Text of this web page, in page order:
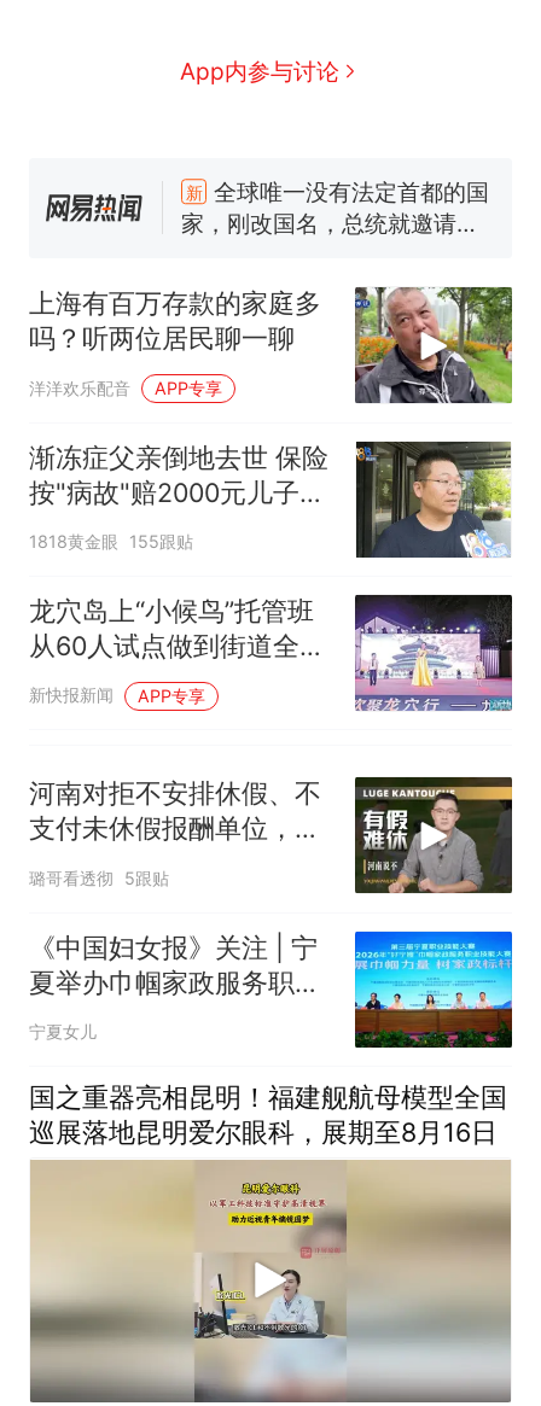
App内参与讨论
新 全球唯一没有法定首都的国
家，刚改国名，总统就邀请中
线一圈，还曾两次到中国寻根
5060元才肯搬上楼！女子傻眼
了……
视频丨只要一枚命中就能让航
母瘫痪 轰-6J实力有多强？
空调24小时开着反而更省电？
佛山一中学招聘物理教师，笔
试前13名均遭淘汰？教育局：
已叫停招聘，成立调查组全面
核查
十多万人报名的考试，成绩
全部作废，公平么？
上海有百万存款的家庭多
吗？听两位居民聊一聊
洋洋欢乐配音 APP专享
渐冻症父亲倒地去世 保险
按"病故"赔2000元儿子不
同意
1818黄金眼 155跟贴
龙穴岛上“小候鸟”托管班
从60人试点做到街道全覆
盖
新快报新闻 APP专享
河南对拒不安排休假、不
支付未休假报酬单位，快
速立案、限期整改
璐哥看透彻 5跟贴
《中国妇女报》关注 | 宁
夏举办巾帼家政服务职业
技能大赛
宁夏女儿
国之重器亮相昆明！福建舰航母模型全国
巡展落地昆明爱尔眼科，展期至8月16日